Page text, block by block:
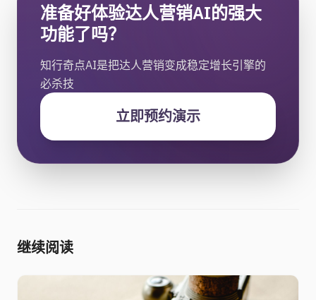
准备好体验达人营销AI的强大
功能了吗？
知行奇点AI是把达人营销变成稳定增长引擎的
必杀技
立即预约演示
继续阅读